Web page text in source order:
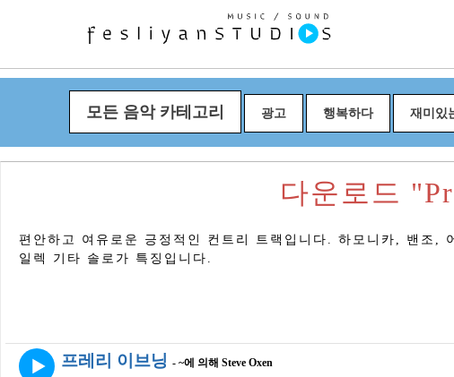
모든 음악 카테고리 광고 행복하다 재미있
다운로드
편안하고 여유로운 긍정적인 컨트리 트랙입니다. 하모니카, 밴조,
일렉 기타 솔로가 특징입니다.
프레리 이브닝 - ~에 의해 Steve Oxen